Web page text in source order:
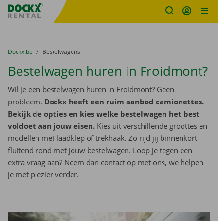
Fratello DEMO
U bevindt zich hier:
van
Dockx.be naar
Bestelwagens
Bestelwagen huren in Froidmont?
Wil je een bestelwagen huren in Froidmont? Geen
probleem. Dockx heeft een ruim aanbod camionettes.
Bekijk de opties en kies welke bestelwagen het best
voldoet aan jouw eisen. Kies uit verschillende groottes en
modellen met laadklep of trekhaak. Zo rijd jij binnenkort
fluitend rond met jouw bestelwagen. Loop je tegen een
extra vraag aan? Neem dan contact op met ons, we helpen
je met plezier verder.